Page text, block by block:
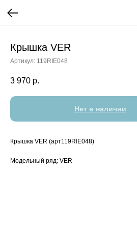
Крышка VER
Артикул: 119RIE048
3 970 р.
Нет в наличии
Крышка VER (арт119RIE048)
Модельный ряд: VER